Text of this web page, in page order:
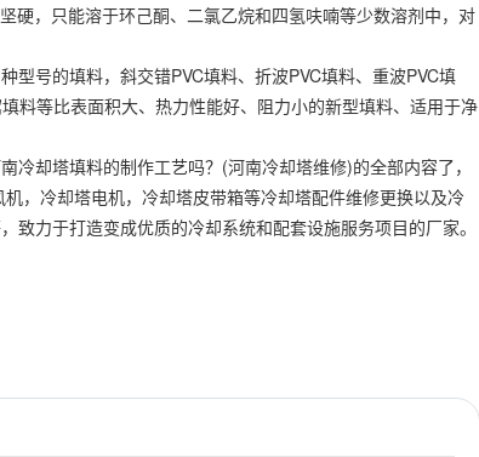
硬，只能溶于环己酮、二氯乙烷和四氢呋喃等少数溶剂中，对
号的填料，斜交错PVC填料、折波PVC填料、重波PVC填
料等比表面积大、热力性能好、阻力小的新型填料、适用于净
冷却塔填料的制作工艺吗？(河南冷却塔维修)的全部内容了，
，冷却塔电机，冷却塔皮带箱等冷却塔配件维修更换以及冷
力于打造变成优质的冷却系统和配套设施服务项目的厂家。